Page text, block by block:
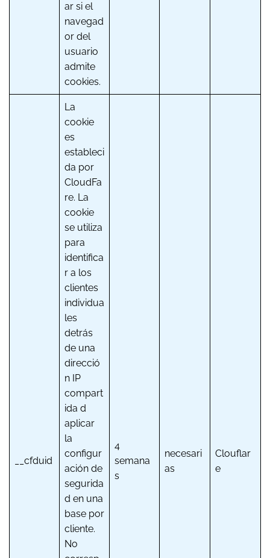
ar si el
navegad
or del
usuario
admite
cookies.
__cfduid
La
cookie
es
estableci
da por
CloudFa
re. La
cookie
se utiliza
para
identifica
r a los
clientes
individua
les
detrás
de una
direcció
n IP
compart
ida d
aplicar
la
configur
ación de
segurida
d en una
base por
cliente.
No
4
semana
s
necesari
as
Clouflar
e